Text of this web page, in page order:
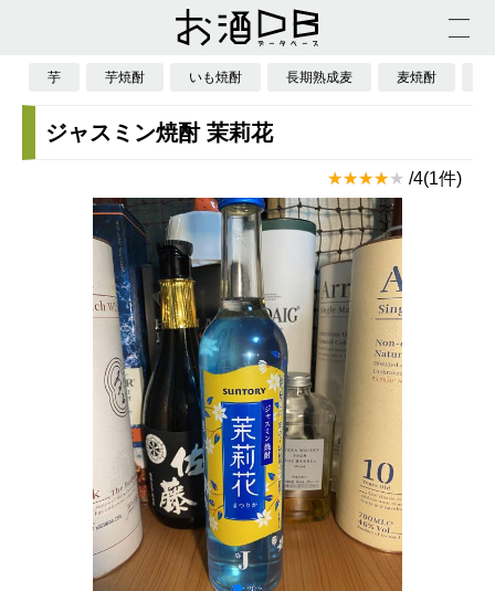
芋 芋焼酎 いも焼酎 長期熟成麦 麦焼酎
ジャスミン焼酎 茉莉花
/4(1件)